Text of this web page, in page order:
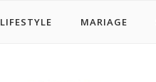
LIFESTYLE MARIAGE